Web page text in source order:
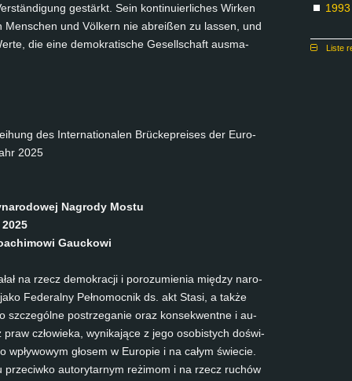
ge­stärkt. Sein kon­ti­nu­ier­li­ches Wir­ken
Men­schen und Völ­kern nie ab­rei­ßen zu las­sen, und
die ei­ne de­mo­kra­ti­sche Ge­sell­schaft aus­ma­
des In­ter­na­tio­na­len Brü­cke­prei­ses der Eu­ro­
2025
Na­gro­dy Mos­tu
Gau­cko­wi
na rzecz de­mo­krac­ji i po­ro­zu­mi­e­nia między nar­o­
Fe­deral­ny Pełno­moc­nik ds. akt Sta­si, a także
sz­c­zególne postrze­ga­nie oraz kon­se­kw­ent­ne i au­
człowie­ka, wy­ni­kające z jego oso­bis­tych doświ­
głosem w Eu­ro­pie i na całym świe­cie.
prze­ciw­ko au­to­ry­tar­nym reżimom i na rzecz ruchów
Lis­te